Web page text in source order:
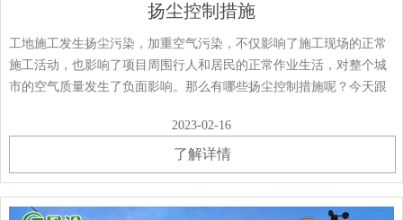
扬尘控制措施
工地施工发生扬尘污染，加重空气污染，不仅影响了施工现场的正常
施工活动，也影响了项目周围行人和居民的正常作业生活，对整个城
市的空气质量发生了负面影响。那么有哪些扬尘控制措施呢？今天跟
城市主干道、人口密集区和旅游景区两侧，······
2023-02-16
了解详情